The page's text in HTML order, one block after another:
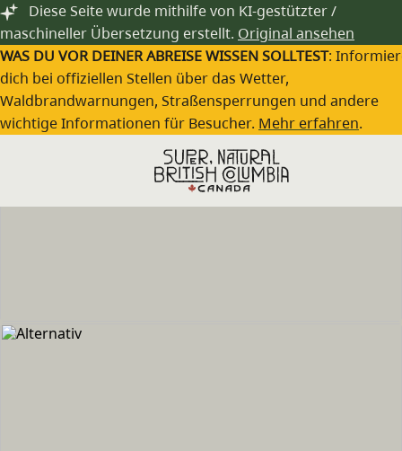
Zum Hauptinhalt springen
Diese Seite wurde mithilfe von KI-gestützter /
maschineller Übersetzung erstellt. Original ansehen
WAS DU VOR DEINER ABREISE WISSEN SOLLTEST:
dich bei offiziellen Stellen über das Wetter,
Waldbrandwarnungen, Straßensperrungen und andere
wichtige Informationen für Besucher. Mehr erfahren.